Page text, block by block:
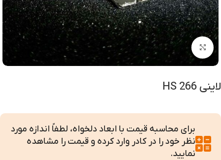
بزرگنمایی تصویر
لاینی HS 266
برای محاسبه قیمت با ابعاد دلخواه، لطفاً اندازه مورد
نظر خود را در کادر وارد کرده و قیمت را مشاهده
نمایید.